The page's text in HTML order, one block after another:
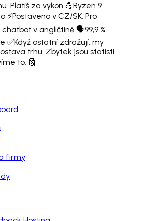
Platíš za výkon 💪Ryzen 9
⚡Postaveno v CZ/SK. Pro
chatbot v angličtině 🗣️99,9 %
✅Když ostatní zdražují, my
trhu. Zbytek jsou statisti
to. 🗿
firmy